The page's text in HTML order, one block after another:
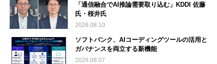
「通信融合でAI推論需要取り込む」KDDI 佐藤
氏・桜井氏
2026.08.10
ソフトバンク、AIコーディングツールの活用と
ガバナンスを両立する新機能
2026.08.07